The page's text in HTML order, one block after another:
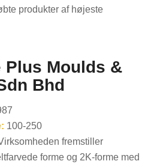
produkter af højeste
Plus Moulds &
Bhd
100-250
fremstiller
forme og 2K-forme med